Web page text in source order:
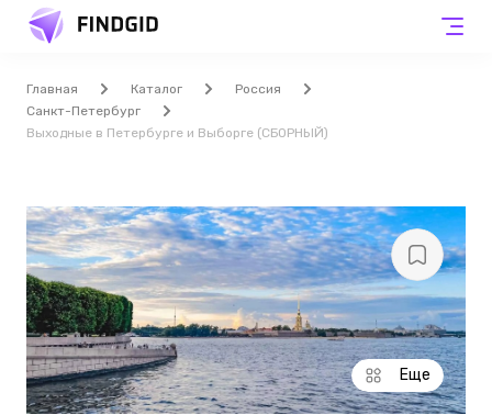
Главная Каталог
Россия
Санкт-Петербург
Выходные в Петербурге и Выборге (СБОРНЫЙ)
Еще